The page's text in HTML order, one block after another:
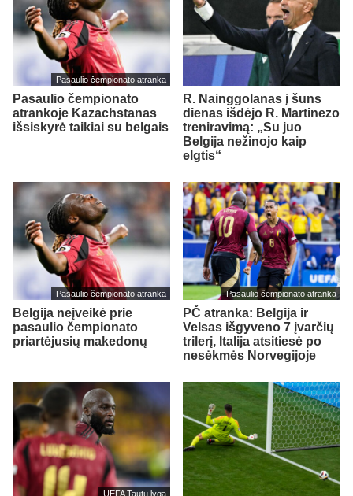
Pasaulio čempionato atranka
Pasaulio čempionato
atrankoje Kazachstanas
išsiskyrė taikiai su belgais
R. Nainggolanas į šuns
dienas išdėjo R. Martinezo
treniravimą: „Su juo
Belgija nežinojo kaip
elgtis“
Pasaulio čempionato atranka
Belgija neįveikė prie
pasaulio čempionato
priartėjusių makedonų
Pasaulio čempionato atranka
PČ atranka: Belgija ir
Velsas išgyveno 7 įvarčių
trilerį, Italija atsitiesė po
nesėkmės Norvegijoje
UEFA Tautų lyga